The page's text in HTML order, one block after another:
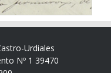
Urdiales
Nº 1 39470